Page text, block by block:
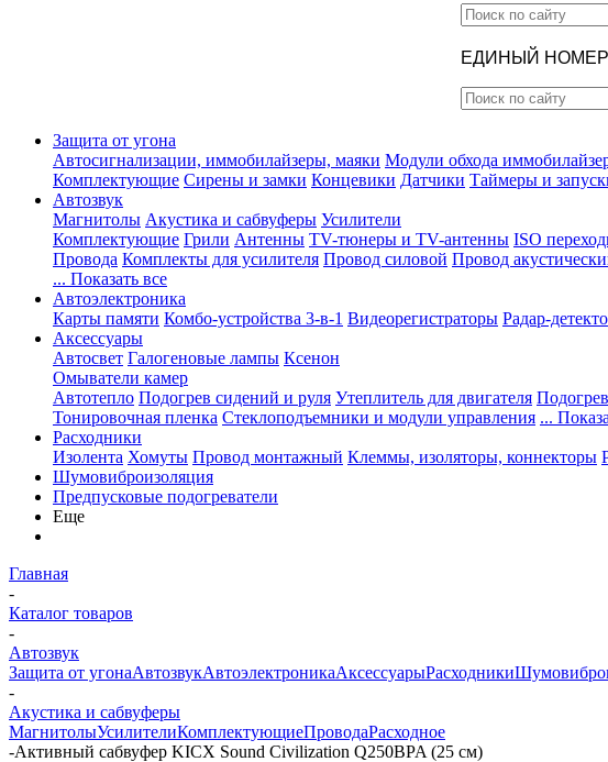
ЕДИНЫЙ
Защита от угона
Автосигнализации, иммобилайзеры, маяки Модули обхода
Комплектующие Сирены и замки Концевики Датчики Таймеры и
Автозвук
Магнитолы Акустика и сабвуферы Усилители
Комплектующие Грили Антенны TV-тюнеры и TV-антенны ISO
Провода Комплекты для усилителя Провод силовой Провод
... Показать все
Автоэлектроника
Карты памяти Комбо-устройства 3-в-1 Видеорегистраторы Радар-
Аксессуары
Автосвет Галогеновые лампы Ксенон
Омыватели камер
Автотепло Подогрев сидений и руля Утеплитель для двигателя
Тонировочная пленка Стеклоподъемники и модули управления ...
Расходники
Изолента Хомуты Провод монтажный Клеммы, изоляторы, коннекторы
Шумовиброизоляция
Предпусковые подогреватели
Еще
Главная
-
Каталог товаров
-
Автозвук
Защита от угонаАвтозвукАвтоэлектроникаАксессуарыРасходники
-
Акустика и сабвуферы
МагнитолыУсилителиКомплектующиеПроводаРасходное
-Активный сабвуфер KICX Sound Civilization Q250BPA (25 см)